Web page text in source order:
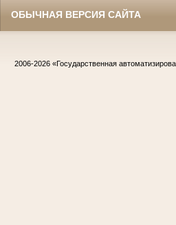
ОБЫЧНАЯ ВЕРСИЯ САЙТА
2006-2026 «Государственная